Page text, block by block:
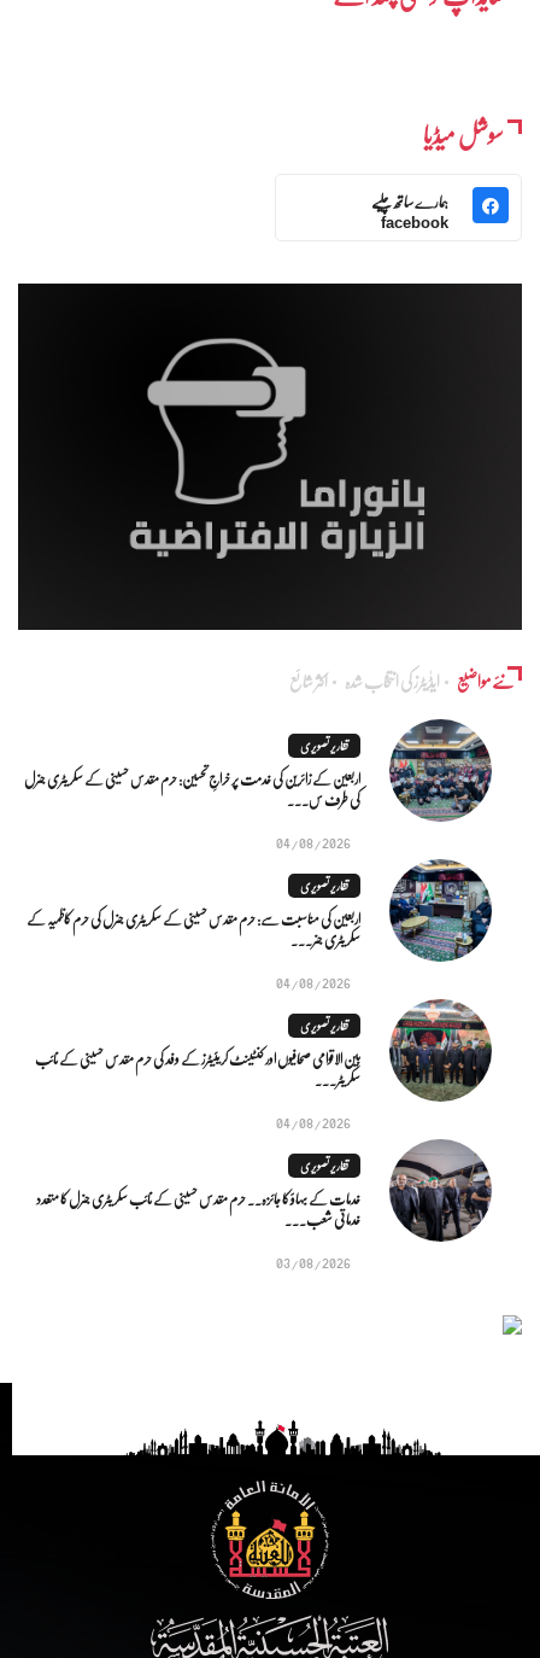
سوشل میڈیا
ہمارے ساتھ چلیے
facebook
نئے مواضیع ایڈٰیٹرز کی انتخاب شدہ اکثر شائع
تقاریر تصویری
اربعین کے زائرین کی خدمت پر خراجِ تحسین: حرم مقدس حسینی کے سکریٹری جنرل
کی طرف س...
04/08/2026
تقاریر تصویری
اربعین کی مناسبت سے: حرم مقدس حسینی کے سکریٹری جنرل کی حرم کاظمیہ کے
سکریٹری جنر...
04/08/2026
تقاریر تصویری
بین الاقوامی صحافیوں اور کنٹینٹ کریئیٹرز کے وفد کی حرم مقدس حسینی کے نائب
سکریٹر...
04/08/2026
تقاریر تصویری
خدمات کے بہاؤ کا جائزہ.. حرم مقدس حسینی کے نائب سکریٹری جنرل کا متعدد
خدماتی شعب...
03/08/2026